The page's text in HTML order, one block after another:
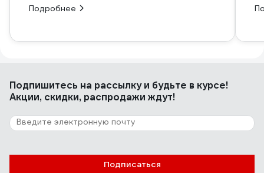
Подробнее
Подпишитесь на рассылкуи будьте в курсе!
Акции, скидки, распродажи ждут!
Подписаться